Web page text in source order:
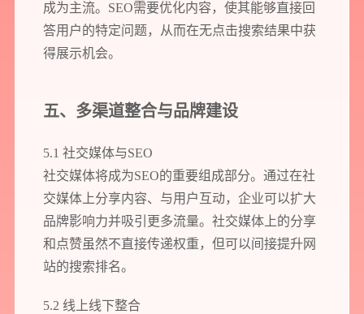
成为主流。SEO需要优化内容，使其能够直接回
答用户的特定问题，从而在无点击搜索结果中获
得展示机会。
五、多渠道整合与品牌建设
5.1 社交媒体与SEO
社交媒体将成为SEO的重要组成部分。通过在社
交媒体上分享内容、与用户互动，企业可以扩大
品牌影响力并吸引更多流量。社交媒体上的分享
和点赞虽然不直接传递权重，但可以间接提升网
站的搜索排名。
5.2 线上线下整合